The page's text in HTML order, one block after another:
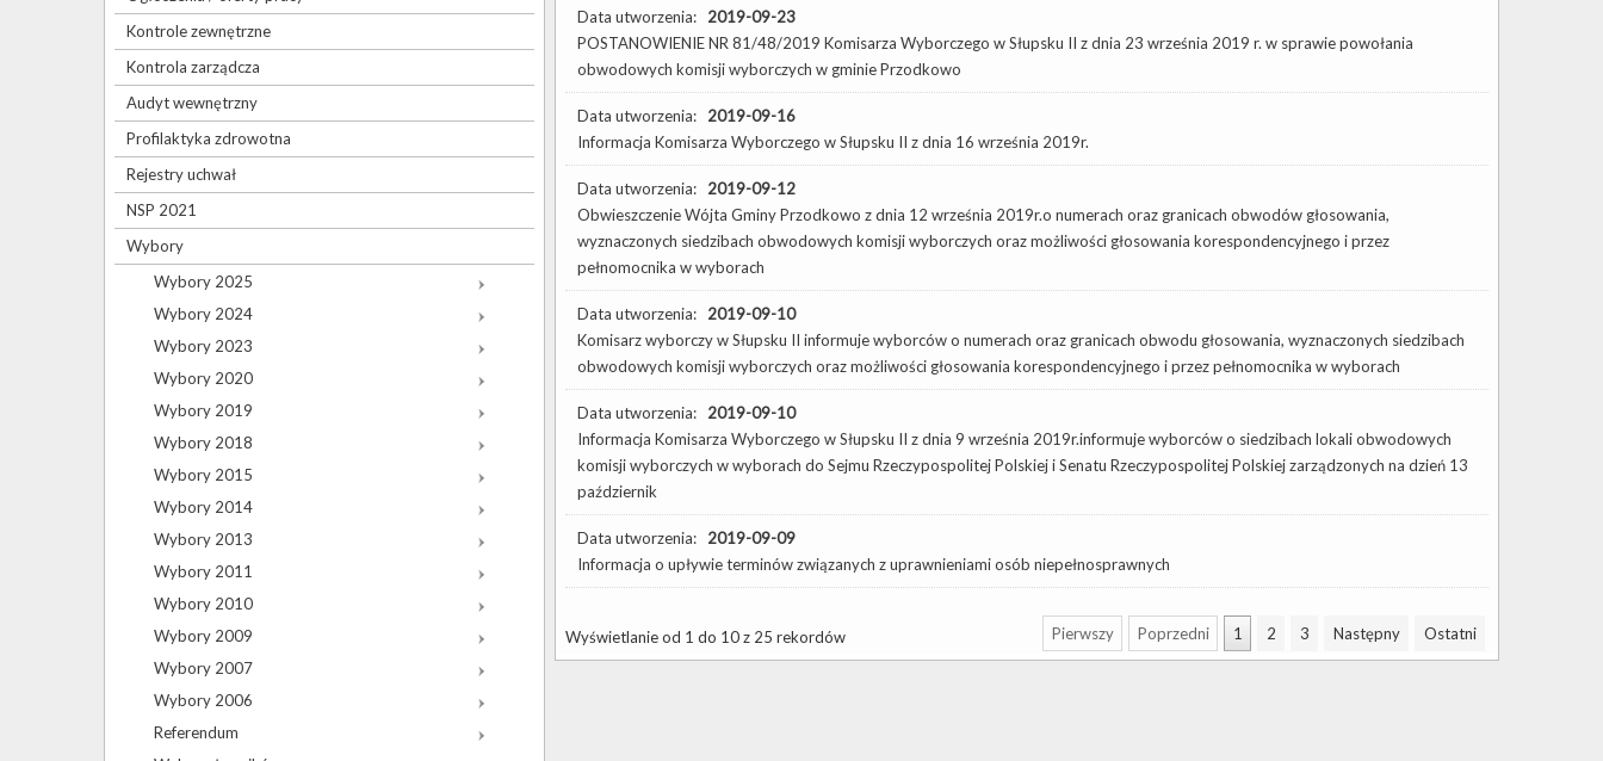
Kontrole zewnętrzne
Kontrola zarządcza
Audyt wewnętrzny
Profilaktyka zdrowotna
Rejestry uchwał
NSP 2021
Wybory
Wybory 2025
Wybory 2024
Wybory 2023
Wybory 2020
Wybory 2019
Wybory 2018
Wybory 2015
Wybory 2014
Wybory 2013
Wybory 2011
Wybory 2010
Wybory 2009
Wybory 2007
Wybory 2006
Referendum
Data utworzenia: 2019-09-23
POSTANOWIENIE NR 81/48/2019 Komisarza Wyborczego w Słupsku II z dnia 23 września 2019 r. w sprawie powołania
obwodowych komisji wyborczych w gminie Przodkowo
Data utworzenia: 2019-09-16
Informacja Komisarza Wyborczego w Słupsku II z dnia 16 września 2019r.
Data utworzenia: 2019-09-12
Obwieszczenie Wójta Gminy Przodkowo z dnia 12 września 2019r.o numerach oraz granicach obwodów głosowania,
wyznaczonych siedzibach obwodowych komisji wyborczych oraz możliwości głosowania korespondencyjnego i przez
pełnomocnika w wyborach
Data utworzenia: 2019-09-10
Komisarz wyborczy w Słupsku II informuje wyborców o numerach oraz granicach obwodu głosowania, wyznaczonych siedzibach
obwodowych komisji wyborczych oraz możliwości głosowania korespondencyjnego i przez pełnomocnika w wyborach
Data utworzenia: 2019-09-10
Informacja Komisarza Wyborczego w Słupsku II z dnia 9 września 2019r.informuje wyborców o siedzibach lokali obwodowych
komisji wyborczych w wyborach do Sejmu Rzeczypospolitej Polskiej i Senatu Rzeczypospolitej Polskiej zarządzonych na dzień 13
październik
Data utworzenia: 2019-09-09
Informacja o upływie terminów związanych z uprawnieniami osób niepełnosprawnych
Wyświetlanie od 1 do 10 z 25 rekordów Pierwszy Poprzedni 1 2 3 Następny Ostatni